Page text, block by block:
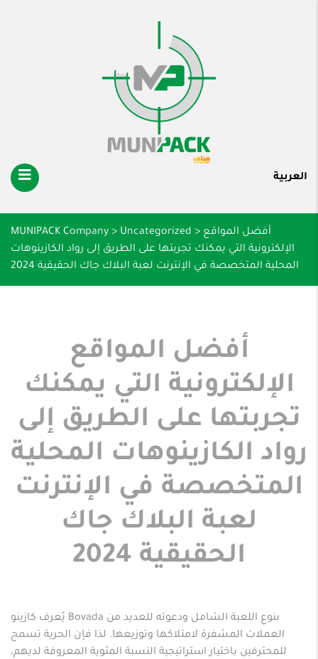
العربية
MUNIPACK Company > Uncategorized > أفضل المواقع
الإلكترونية التي يمكنك تجربتها على الطريق إلى رواد الكازينوهات
المحلية المتخصصة في الإنترنت لعبة البلاك جاك الحقيقية 2024
أفضل المواقع
الإلكترونية التي يمكنك
تجربتها على الطريق إلى
رواد الكازينوهات المحلية
المتخصصة في الإنترنت
لعبة البلاك جاك
الحقيقية 2024
يُعرف كازينو Bovada بنوع اللعبة الشامل ودعوته للعديد من
العملات المشفرة لامتلاكها وتوزيعها. لذا فإن الحرية تسمح
للمحترفين باختيار استراتيجية النسبة المئوية المعروفة لديهم،